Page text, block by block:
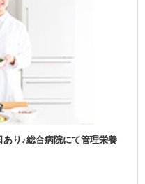
あり♪総合病院にて管理栄養